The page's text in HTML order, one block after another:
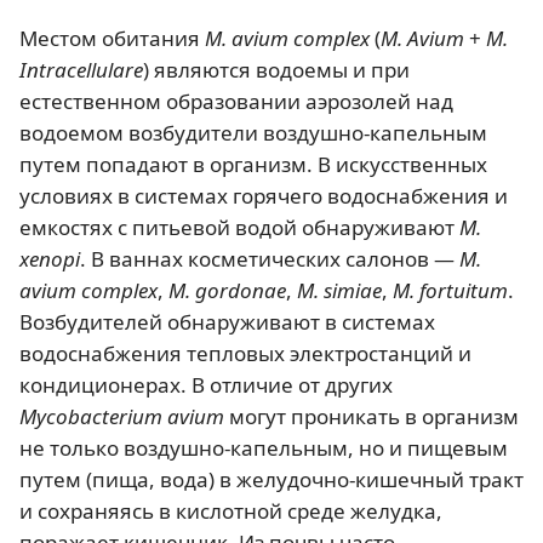
Местом обитания M. avium complex(M. Avium + M.
Intracellulare) являются водоемы и при
естественном образовании аэрозолей над
водоемом возбудители воздушно-капельным
путем попадают в организм. В искусственных
условиях в системах горячего водоснабжения и
емкостях с питьевой водой обнаруживаютM.
хenopi. В ваннах косметических салонов —M.
avium complex, M. gordonae, M. simiae, M. fortuitum.
Возбудителей обнаруживают в системах
водоснабжения тепловых электростанций и
кондиционерах. В отличие от других
Мycobacterium avium могут проникать в организм
не только воздушно-капельным, но и пищевым
путем (пища, вода) в желудочно-кишечный тракт
и сохраняясь в кислотной среде желудка,